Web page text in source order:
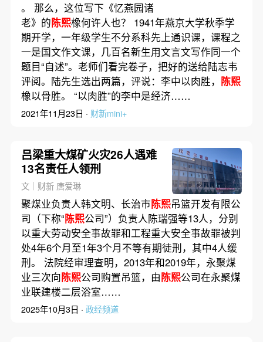
。 那么，这位写下《忆燕园诸
老》的陈熙橡何许人也？ 1941年燕京大学秋季学
期开学，一年级学生不分系科先上通识课，课程之
一是国文作文课，几百名新生用文言文写作同一个
题目“自述”。老师们看完卷子，把好的送给陆志韦
评阅。陆先生选出两篇，评说：李中以肉胜， 陈熙
橡以骨胜。 “以肉胜”的李中是经济……
2021年11月23日 · 财新mini+
吕梁重大煤矿火灾26人遇难
13名责任人领刑
文｜财新 唐爱琳
聚煤业负责人韩文明、长治市陈熙吊篮开发有限公
司（下称“陈熙公司”）负责人陈瑞强等13人，分别
以重大劳动安全事故罪和工程重大安全事故罪被判
处4年6个月至1年3个月不等有期徒刑，其中4人缓
刑。 法院经审理查明，2013年和2019年，永聚煤
业三次向陈熙公司购置吊篮，由陈熙公司在永聚煤
业联建楼二层浴室……
2025年10月3日 · 政经频道